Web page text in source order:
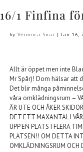
16/1 Finfina
byVeronica Snar |Jan 16,
Allt är öppet men inte
Mr Spår)! Dom hälsar att
Det blir många
våra omklädningsrum –
ÄR UTE OCH ÅKER
DET ETT MAXANTAL I
UPP EN PLATS I FLERA
PLATSEN!! OM DETTA
OMKLÄDNINGSRUM OCH